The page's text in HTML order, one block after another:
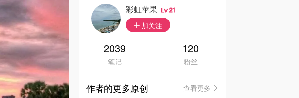
🇮🇹
🇦🇺
🇳🇿新西兰
彩虹苹果 21
加关注
2039
笔记
120
粉丝
作者的更多原创
查看更多